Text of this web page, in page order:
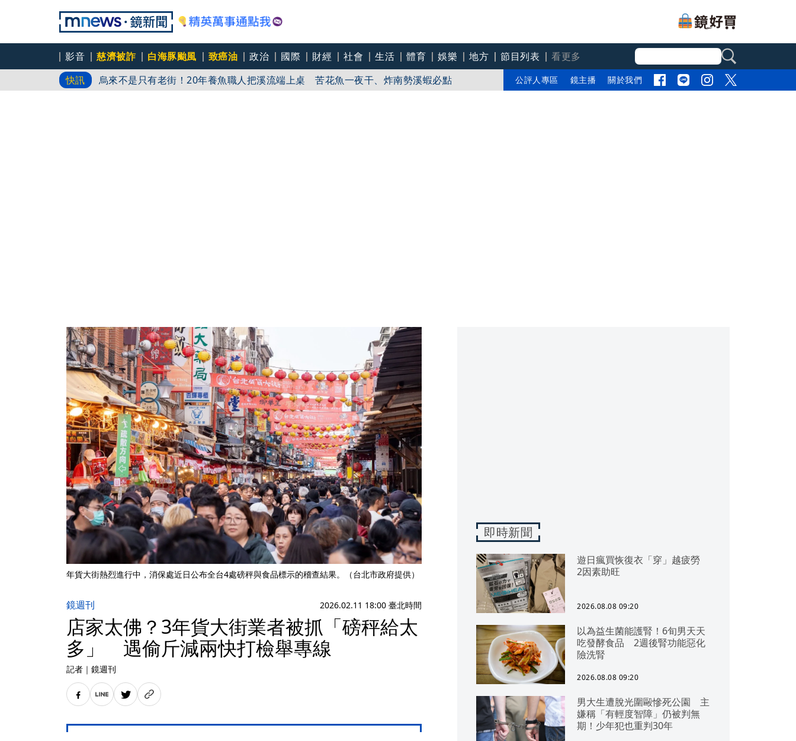
影音 慈濟被詐 白海豚颱風 致癌油 政治 國際 財經 社會 生活 體育 娛樂 地方 節目列表
看更多
快訊
烏來不是只有老街！20年養魚職人把溪流端上桌 苦花魚一夜干、炸南勢溪蝦必點
靠惡意掃貨紓壓？日女230帳號狂刷2000筆訂單 害集英社損失43億日圓
公評人專區 鏡主播 關於我們
年貨大街熱烈進行中，消保處近日公布全台4處磅秤與食品標示的稽查結果。（台北市政府提供）
鏡週刊 2026.02.11 18:00 臺北時間
店家太佛？3年貨大街業者被抓「磅秤給太
多」 遇偷斤減兩快打檢舉專線
記者 ｜ 鏡週刊
即時新聞
遊日瘋買恢復衣「穿」越疲勞
2因素助旺
2026.08.08 09:20
以為益生菌能護腎！6旬男天天
吃發酵食品 2週後腎功能惡化
險洗腎
2026.08.08 09:20
男大生遭脫光圍毆慘死公園 主
嫌稱「有輕度智障」仍被判無
期！少年犯也重判30年